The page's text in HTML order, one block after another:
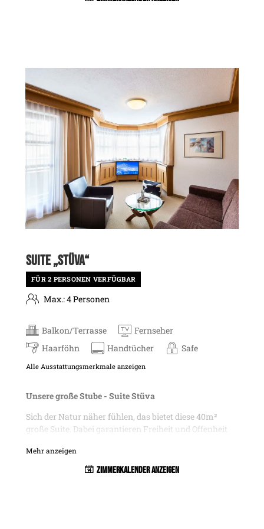
SUITE „STÜVA“
FÜR 2 PERSONEN VERFÜGBAR
Max.: 4 Personen
Balkon/Terrasse
Fernseher
Haarföhn
Handtücher Safe
Alle Ausstattungsmerkmale anzeigen
Unsere große Stube - Suite Stüva
Sich der Natur näher fühlen, das bietet diese 40m²
große Suite. Dabei garantieren Freiheit und Offenheit
Landhausschick, lädt zum Reinkuscheln und fern des
Alltags ruhen ein. Genießen Sie den großzügigen
Mehr anzeigen
Zimmerkalender anzeigen